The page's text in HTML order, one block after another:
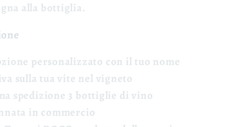
alla bottiglia.
personalizzato con il tuo nome
sulla tua vite nel vigneto
spedizione 3 bottiglie di vino
in commercio